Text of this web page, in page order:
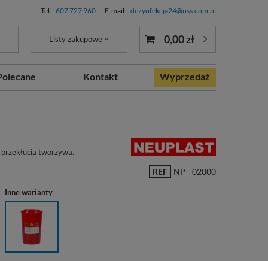
Tel. 607 727 960 E-mail: dezynfekcja24@oss.com.pl
Listy zakupowe 0,00 zł
Kontakt Wyprzedaż
tworzywa.
REF NP - 02000
Inne warianty